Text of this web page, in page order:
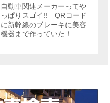
自動車関連メーカーってや
っぱりスゴイ!! QRコード
に新幹線のブレーキに美容
機器まで作っていた！